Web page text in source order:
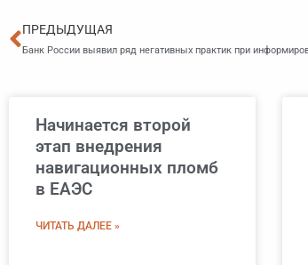
Пред
ПРЕДЫДУЩАЯ
Начинается второй
этап внедрения
навигационных пломб
в ЕАЭС
ЧИТАТЬ ДАЛЕЕ »